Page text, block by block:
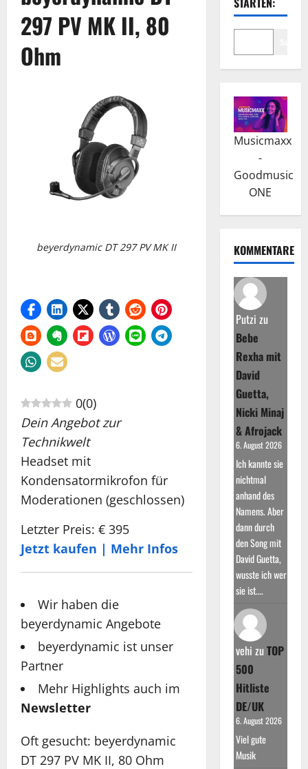
297 PV MK II, 80
Ohm
beyerdynamic DT 297 PV MK II
0(0)
Dein Angebot zur
Technikwelt
Headset mit
Kondensatormikrofon für
Moderationen (geschlossen)
Letzter Preis: € 395
Jetzt kaufen | Mehr Infos
Wir haben die
beyerdynamic Angebote
beyerdynamic ist unser
Partner
Mehr Highlights auch im
Newsletter
Oft gesucht: beyerdynamic
DT 297 PV MK II, 80 Ohm
Musicmaxx
-
Goodmusic
ONE
KOMMENTARE
Putzi zu
Bebe
Rexha mit
David
Guetta,
Nicki Minaj
& Afrojack
6. August 2026
Ich kannte sie
nichtmal
anhand des
Namens. Aber
dann durch
den Song mit
David Guetta,
wusste ich wer
sie ist.…
vehi zu TOP
500
Hitliste
DE/UK
6. August 2026
Viel gute
Musik